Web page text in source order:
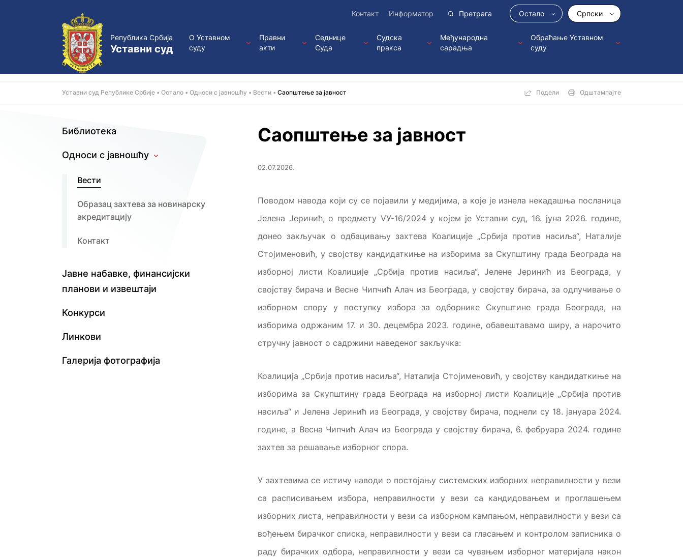
Република Србија
Уставни суд
Контакт Информатор Остало Српски
О Уставном
суду
Правни
акти
Седнице
Суда
Судска
пракса
Међународна
сарадња
Обраћање Уставном
суду
Уставни суд Републике Србије Остало Односи с јавношћу Вести Саопштење за јавност Подели Одштампајте
Саопштење за јавност
02.07.2026.
Поводом навода који су се појавили у медијима, а које је изнела некадашња посланица
Јелена Јеринић, о предмету VУ-16/2024 у којем је Уставни суд, 16. јуна 2026. године,
донео закључак о одбацивању захтева Коалиције „Србија против насиља“, Наталије
Стојименовић, у својству кандидаткиње на изборима за Скупштину града Београда на
изборној листи Коалиције „Србија против насиља“, Јелене Јеринић из Београда, у
својству бирача и Весне Чипчић Алач из Београда, у својству бирача, за одлучивање о
изборном спору у поступку избора за одборнике Скупштине града Београда, на
изборима одржаним 17. и 30. децембра 2023. године, обавештавамо ширу, а нарочито
стручну јавност о садржини наведеног закључка:
Коалиција „Србија против насиља“, Наталија Стојименовић, у својству кандидаткиње на
изборима за Скупштину града Београда на изборној листи Коалиције „Србија против
насиља“ и Јелена Јеринић из Београда, у својству бирача, поднели су 18. јануара 2024.
године, а Весна Чипчић Алач из Београда у својству бирача, 6. фебруара 2024. године
захтев за решавање изборног спора.
У захтевима се истичу наводи о постојању системских изборних неправилности у вези
са расписивањем избора, неправилности у вези са кандидовањем и проглашењем
изборних листа, неправилности у вези са изборном кампањом, неправилности у вези са
вођењем бирачког списка, неправилности у вези са гласањем и контролом записника о
раду бирачких одбора, неправилности у вези са чувањем изборног материјала након
Библиотека
Односи с јавношћу
Вести
Образац захтева за новинарску
акредитацију
Контакт
Јавне набавке, финансијски
планови и извештаји
Конкурси
Линкови
Галерија фотографија